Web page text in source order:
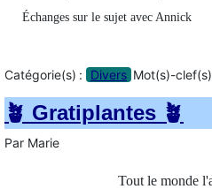
Échanges sur le sujet avec Annick
Catégorie(s) :
Divers Mot(s)-
🪴 Gratiplantes 🪴
Par Marie
Tout le monde